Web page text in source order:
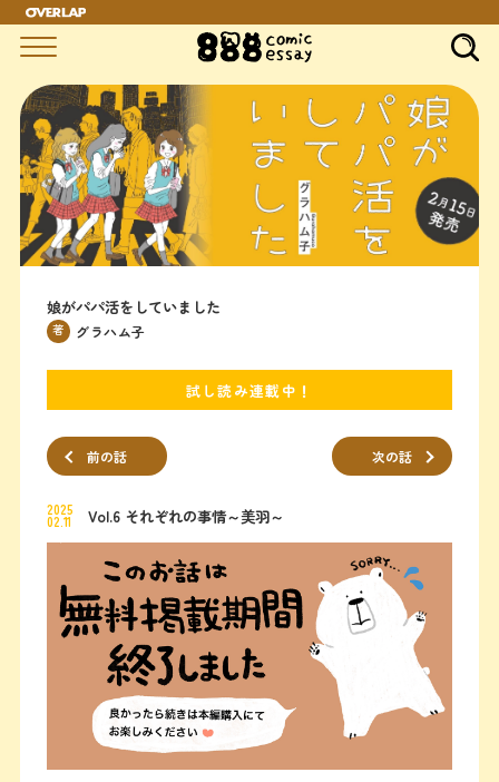
娘がパパ活をしていました
著 グラハム子
試し読み連載中！
前の話 次の話
2025
02.11 Vol.6 それぞれの事情～美羽～